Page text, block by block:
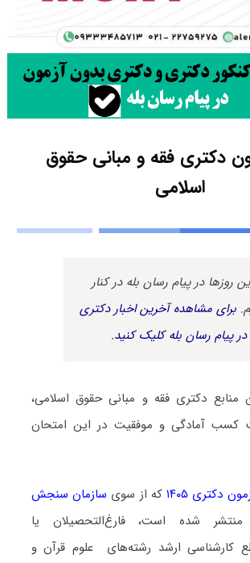
دکتری فقه و مبانی حقوق
اسلامی
روزها در پیام رسان بله در کنار
برای مشاهده آخرین اخبار دکتری
در پیام رسان بله کلیک کنید.
منابع دکتری فقه و مبانی حقوق اسلامی،
کسب آمادگی و موفقیت در این امتحان
دکتری ۱۴۰۵ که از سوی سازمان سنجش
شده است، فارغ‌التحصیلان یا
کارشناسی ارشد رشته‌های علوم قرآن و